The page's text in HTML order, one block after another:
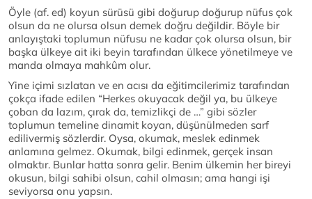
Öyle (af. ed) koyun sürüsü gibi doğurup doğurup nüfus çok
olsun da ne olursa olsun demek doğru değildir. Böyle bir
anlayıştaki toplumun nüfusu ne kadar çok olursa olsun, bir
başka ülkeye ait iki beyin tarafından ülkece yönetilmeye ve
manda olmaya mahkûm olur.
Yine içimi sızlatan ve en acısı da eğitimcilerimiz tarafından
çokça ifade edilen “Herkes okuyacak değil ya, bu ülkeye
çoban da lazım, çırak da, temizlikçi de …” gibi sözler
toplumun temeline dinamit koyan, düşünülmeden sarf
edilivermiş sözlerdir. Oysa, okumak, meslek edinmek
anlamına gelmez. Okumak, bilgi edinmek, gerçek insan
olmaktır. Bunlar hatta sonra gelir. Benim ülkemin her bireyi
okusun, bilgi sahibi olsun, cahil olmasın; ama hangi işi
seviyorsa onu yapsın.